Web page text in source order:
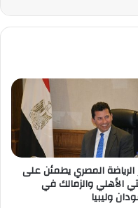
الرياضة المصري يطمئن على
الأهلي والزمالك في
وليبيا